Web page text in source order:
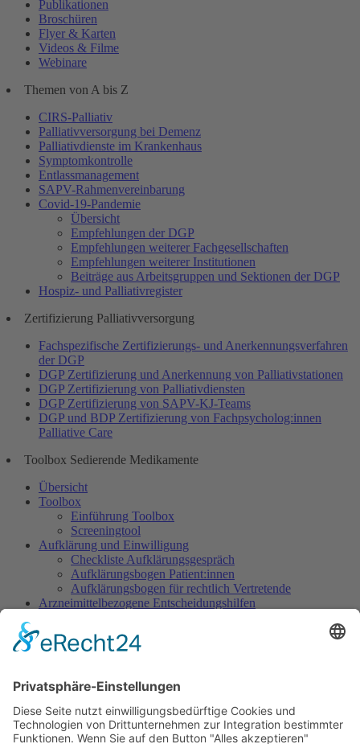
Publikationen
Broschüren
Flyer & Karten
Videos & Filme
Webinare
Themen von A bis Z
CIRS-Palliativ
Palliativversorgung bei Demenz
Palliativdienste im Krankenhaus
Symptomkontrolle
Entlassmanagement
SAPV-Rahmenvereinbarung
Covid-19-Pandemie
Übersicht
Empfehlungen der DGP
Empfehlungen weiterer Fachgesellschaften
Empfehlungen weiterer Institutionen
Beiträge aus Arbeitsgruppen und Sektionen der DGP
Hospiz- und Palliativregister
Zertifizierung Palliativversorgung
Fachspezifische Zertifizierungs- und Anerkennungsverfahren
der DGP
DGP Zertifizierung und Anerkennung von Palliativstationen
DGP Zertifizierung von Palliativdiensten
DGP Zertifizierung von SAPV-KJ-Teams
DGP und BDP Zertifizierung von Fachpsycholog:innen
Palliative Care
Toolbox Sedierende Medikamente
Übersicht
Toolbox
Einführung Toolbox
Screeningtool
Aufklärung und Einwilligung
Checkliste Aufklärungsgespräch
Aufklärungsbogen Patient:innen
Aufklärungsbogen für rechtlich Vertretende
Arzneimittelbezogene Entscheidungshilfen
Warnliste
Dokumentation
Indikation Existenzielles Leiden
Wunsch nach Sedierung, um das eigene Leben zu
beenden
Sedierung im Rahmen des Beendens künstlicher